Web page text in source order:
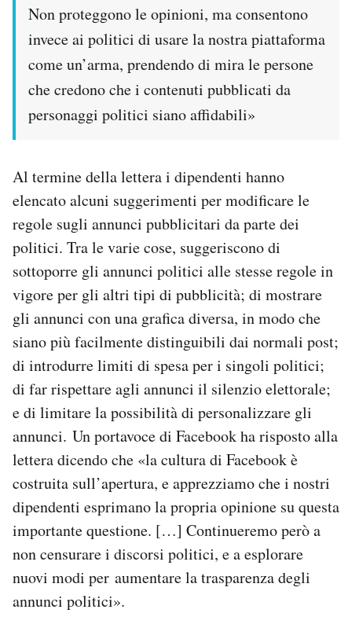
Non proteggono le opinioni, ma consentono
invece ai politici di usare la nostra piattaforma
come un’arma, prendendo di mira le persone
che credono che i contenuti pubblicati da
personaggi politici siano affidabili»
Al termine della lettera i dipendenti hanno
elencato alcuni suggerimenti per modificare le
regole sugli annunci pubblicitari da parte dei
politici. Tra le varie cose, suggeriscono di
sottoporre gli annunci politici alle stesse regole in
vigore per gli altri tipi di pubblicità; di mostrare
gli annunci con una grafica diversa, in modo che
siano più facilmente distinguibili dai normali post;
di introdurre limiti di spesa per i singoli politici;
di far rispettare agli annunci il silenzio elettorale;
e di limitare la possibilità di personalizzare gli
annunci. Un portavoce di Facebook ha risposto alla
lettera dicendo che «la cultura di Facebook è
costruita sull’apertura, e apprezziamo che i nostri
dipendenti esprimano la propria opinione su questa
importante questione. […] Continueremo però a
non censurare i discorsi politici, e a esplorare
nuovi modi per aumentare la trasparenza degli
annunci politici».